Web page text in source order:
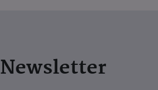
Newsletter